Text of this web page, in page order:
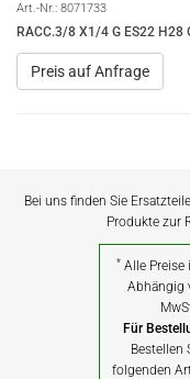
Art.-Nr.: 8071733
RACC.3/8 X1/4 G ES22 H28
Preis auf Anfrage
Bei uns finden Sie
Produkte zur
* Alle
Abhängig
Für
Bestellen
folgenden